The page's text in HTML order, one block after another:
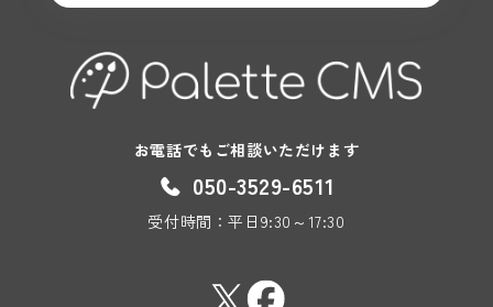
お電話でもご相談いただけます
050-3529-6511
受付時間：平日9:30～17:30